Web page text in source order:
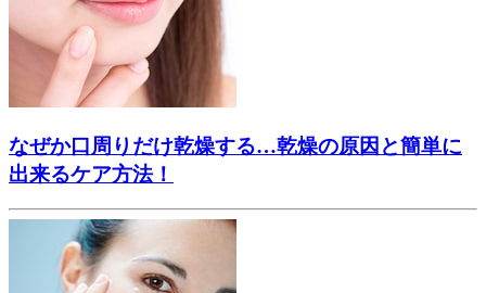
なぜか口周りだけ乾燥する…乾燥の原因と簡単に
出来るケア方法！